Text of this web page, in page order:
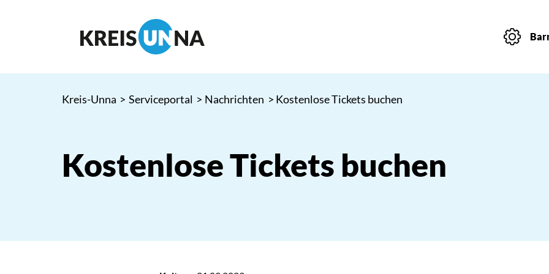
Kreis-Unna > Serviceportal > Nachrichten > Kostenlose Tickets buchen
Kostenlose Tickets buchen